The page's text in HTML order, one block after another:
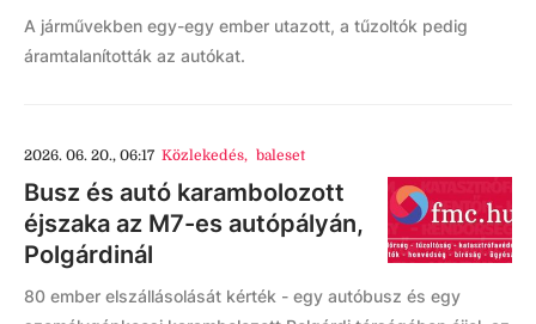
A járművekben egy-egy ember utazott, a tűzoltók pedig
áramtalanították az autókat.
2026. 06. 20., 06:17 Közlekedés, baleset
Busz és autó karambolozott
éjszaka az M7-es autópályán,
Polgárdinál
80 ember elszállásolását kérték - egy autóbusz és egy